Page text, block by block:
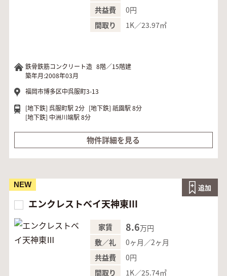
共益費
0円
間取り
1K／23.97㎡
鉄骨鉄筋コンクリート造 8階／15階建
築年月:2008年03月
福岡市博多区中呉服町3-13
[地下鉄] 呉服町駅 2分 [地下鉄] 祇園駅 8分
[地下鉄] 中洲川端駅 8分
物件詳細を見る
エンクレストベイ天神東Ⅲ
NEW 追加
家賃 8.6万円
敷／礼
0ヶ月／2ヶ月
共益費
0円
間取り
1K／25.74㎡